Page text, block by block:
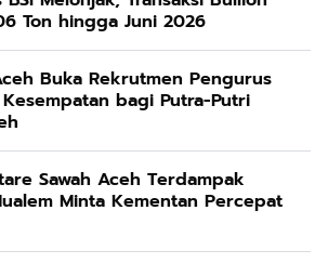
Ton hingga Juni 2026
Buka Rekrutmen Pengurus
Kesempatan bagi Putra-Putri
Sawah Aceh Terdampak
Minta Kementan Percepat